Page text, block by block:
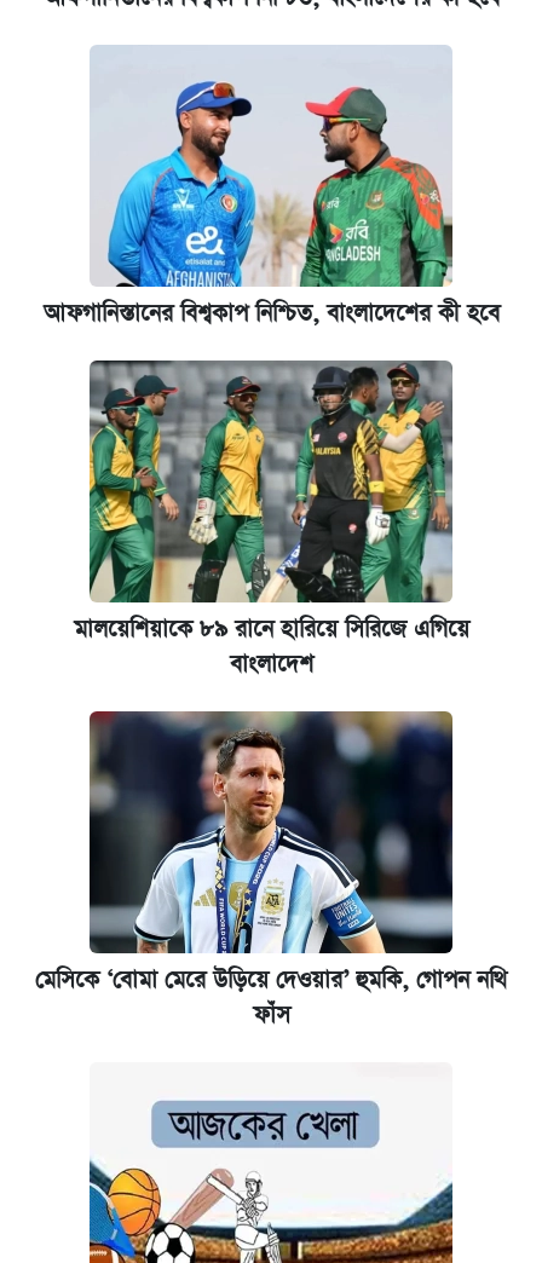
আফগানিস্তানের বিশ্বকাপ নিশ্চিত, বাংলাদেশের কী হবে
মালয়েশিয়াকে ৮৯ রানে হারিয়ে সিরিজে এগিয়ে
বাংলাদেশ
মেসিকে ‘বোমা মেরে উড়িয়ে দেওয়ার’ হুমকি, গোপন নথি
ফাঁস